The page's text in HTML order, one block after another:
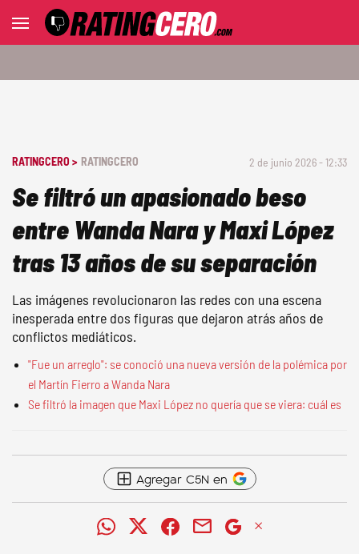
RATINGCERO > RATINGCERO 2 de junio 2026 - 12:33
Se filtró un apasionado beso
entre Wanda Nara y Maxi López
tras 13 años de su separación
Las imágenes revolucionaron las redes con una escena
inesperada entre dos figuras que dejaron atrás años de
conflictos mediáticos.
"Fue un arreglo": se conoció una nueva versión de la polémica por
el Martín Fierro a Wanda Nara
Se filtró la imagen que Maxi López no quería que se viera: cuál es
Agregar C5N en